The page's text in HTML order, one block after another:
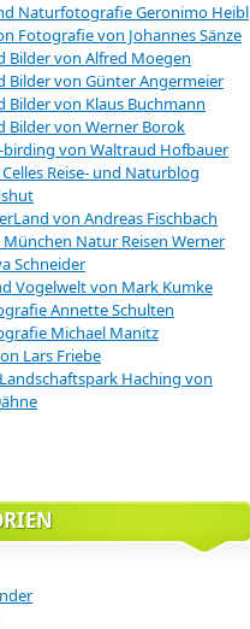
Naturfotografie Geronimo Heibl
Fotografie von Johannes Sänze
Bilder von Alfred Moegen
Bilder von Günter Angermeier
Bilder von Klaus Buchmann
Bilder von Werner Borok
von Waltraud Hofbauer
Reise- und Naturblog
von Andreas Fischbach
Natur Reisen Werner
Schneider
Vogelwelt von Mark Kumke
Annette Schulten
Michael Manitz
Lars Friebe
Haching von